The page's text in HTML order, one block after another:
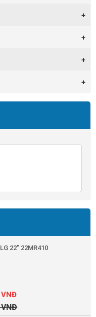
22" 22MR410
VNĐ
VNĐ